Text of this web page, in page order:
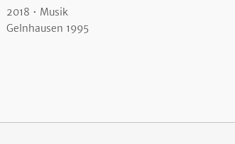
2018 • Musik
Gelnhausen 1995